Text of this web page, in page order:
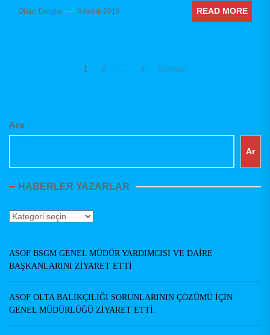
Oltacı Dergisi 8 Aralık 2019 READ MORE
1 2 4 Sonraki
Ara
Ar
HABERLER YAZARLAR
Haberler
ASOF BSGM GENEL MÜDÜR YARDIMCISI VE DAİRE
BAŞKANLARINI ZİYARET ETTİ
ASOF OLTA BALIKÇILIĞI SORUNLARININ ÇÖZÜMÜ İÇİN
GENEL MÜDÜRLÜĞÜ ZİYARET ETTİ.